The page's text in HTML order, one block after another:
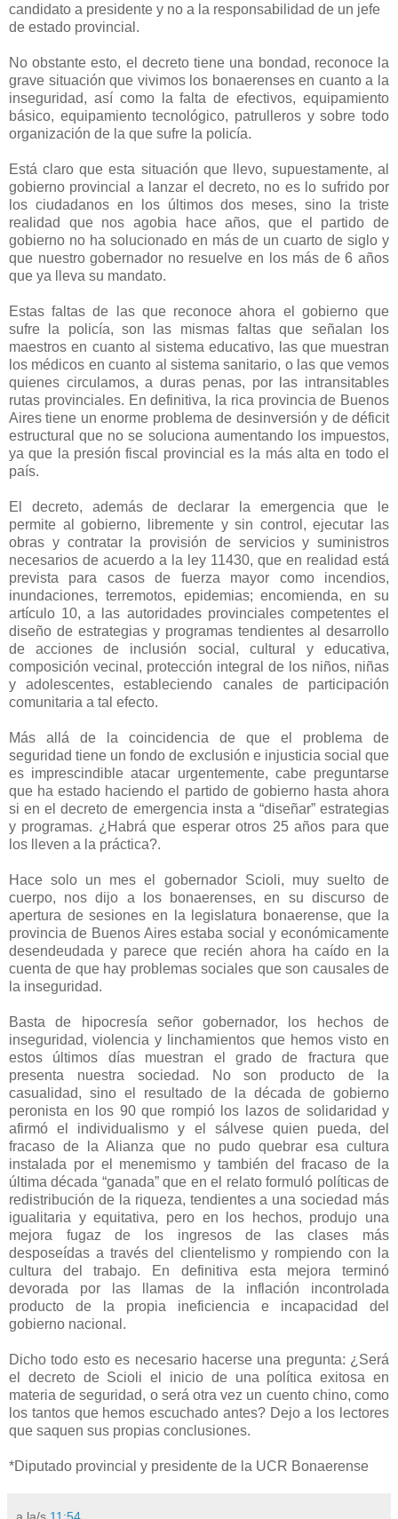
candidato a presidente y no a la responsabilidad de un jefe
de estado provincial.
No obstante esto, el decreto tiene una bondad, reconoce la
grave situación que vivimos los bonaerenses en cuanto a la
inseguridad, así como la falta de efectivos, equipamiento
básico, equipamiento tecnológico, patrulleros y sobre todo
organización de la que sufre la policía.
Está claro que esta situación que llevo, supuestamente, al
gobierno provincial a lanzar el decreto, no es lo sufrido por
los ciudadanos en los últimos dos meses, sino la triste
realidad que nos agobia hace años, que el partido de
gobierno no ha solucionado en más de un cuarto de siglo y
que nuestro gobernador no resuelve en los más de 6 años
que ya lleva su mandato.
Estas faltas de las que reconoce ahora el gobierno que
sufre la policía, son las mismas faltas que señalan los
maestros en cuanto al sistema educativo, las que muestran
los médicos en cuanto al sistema sanitario, o las que vemos
quienes circulamos, a duras penas, por las intransitables
rutas provinciales. En definitiva, la rica provincia de Buenos
Aires tiene un enorme problema de desinversión y de déficit
estructural que no se soluciona aumentando los impuestos,
ya que la presión fiscal provincial es la más alta en todo el
país.
El decreto, además de declarar la emergencia que le
permite al gobierno, libremente y sin control, ejecutar las
obras y contratar la provisión de servicios y suministros
necesarios de acuerdo a la ley 11430, que en realidad está
prevista para casos de fuerza mayor como incendios,
inundaciones, terremotos, epidemias; encomienda, en su
artículo 10, a las autoridades provinciales competentes el
diseño de estrategias y programas tendientes al desarrollo
de acciones de inclusión social, cultural y educativa,
composición vecinal, protección integral de los niños, niñas
y adolescentes, estableciendo canales de participación
comunitaria a tal efecto.
Más allá de la coincidencia de que el problema de
seguridad tiene un fondo de exclusión e injusticia social que
es imprescindible atacar urgentemente, cabe preguntarse
que ha estado haciendo el partido de gobierno hasta ahora
si en el decreto de emergencia insta a “diseñar” estrategias
y programas. ¿Habrá que esperar otros 25 años para que
los lleven a la práctica?.
Hace solo un mes el gobernador Scioli, muy suelto de
cuerpo, nos dijo a los bonaerenses, en su discurso de
apertura de sesiones en la legislatura bonaerense, que la
provincia de Buenos Aires estaba social y económicamente
desendeudada y parece que recién ahora ha caído en la
cuenta de que hay problemas sociales que son causales de
la inseguridad.
Basta de hipocresía señor gobernador, los hechos de
inseguridad, violencia y linchamientos que hemos visto en
estos últimos días muestran el grado de fractura que
presenta nuestra sociedad. No son producto de la
casualidad, sino el resultado de la década de gobierno
peronista en los 90 que rompió los lazos de solidaridad y
afirmó el individualismo y el sálvese quien pueda, del
fracaso de la Alianza que no pudo quebrar esa cultura
instalada por el menemismo y también del fracaso de la
última década “ganada” que en el relato formuló políticas de
redistribución de la riqueza, tendientes a una sociedad más
igualitaria y equitativa, pero en los hechos, produjo una
mejora fugaz de los ingresos de las clases más
desposeídas a través del clientelismo y rompiendo con la
cultura del trabajo. En definitiva esta mejora terminó
devorada por las llamas de la inflación incontrolada
producto de la propia ineficiencia e incapacidad del
gobierno nacional.
Dicho todo esto es necesario hacerse una pregunta: ¿Será
el decreto de Scioli el inicio de una política exitosa en
materia de seguridad, o será otra vez un cuento chino, como
los tantos que hemos escuchado antes? Dejo a los lectores
que saquen sus propias conclusiones.
*Diputado provincial y presidente de la UCR Bonaerense
a la/s 11:54